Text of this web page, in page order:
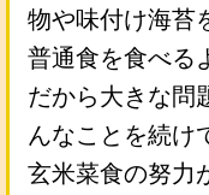
物や味付け海苔
普通食を食べる
だから大きな問
んなことを続け
玄米菜食の努力